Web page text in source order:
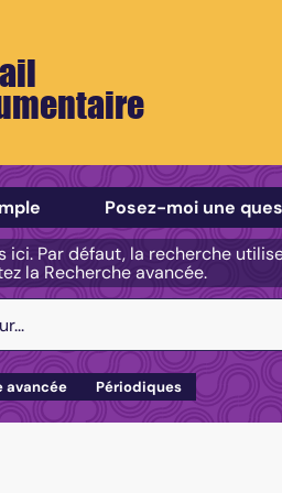
de recherche
Posez-moi une
ici. Par défaut, la recherche
la Recherche avancée.
avancée Périodiques